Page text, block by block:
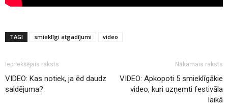
TAGI smieklīgi atgadījumi video
Iepriekšējais raksts
VIDEO: Kas notiek, ja ēd daudz
saldējuma?
Nākamais raksts
VIDEO: Apkopoti 5 smieklīgākie
video, kuri uzņemti festivāla
laikā